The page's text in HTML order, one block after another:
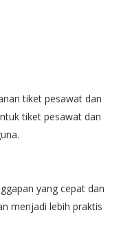
tiket pesawat dan
tiket pesawat dan
yang cepat dan
menjadi lebih praktis